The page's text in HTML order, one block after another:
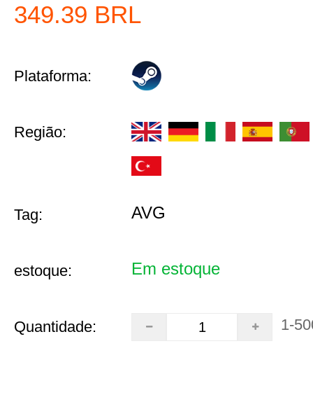
349.39 BRL
Plataforma:
Região:
Tag: AVG
estoque: Em estoque
Quantidade: 1-